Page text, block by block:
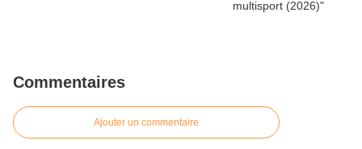
Commentaires
Ajouter un commentaire